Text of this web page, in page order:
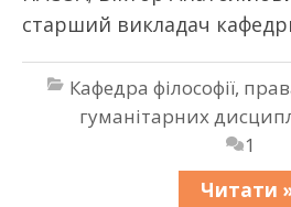
старший викладач
Кафедра філософії,
гуманітарних
1
Читати